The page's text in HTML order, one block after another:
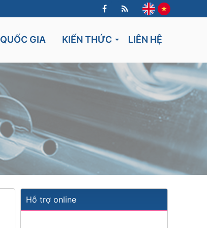
QUỐC GIA
Lithuania
KIẾN THỨC LIÊN HỆ
Hỗ trợ online